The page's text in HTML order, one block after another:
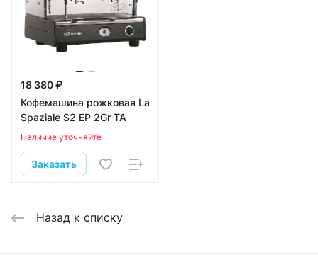
18 380 ₽
Кофемашина рожковая La
Spaziale S2 EP 2Gr TA
Наличие уточняйте
Заказать
Назад к списку